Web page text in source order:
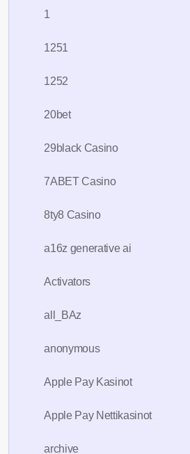
1
1251
1252
20bet
29black Casino
7ABET Casino
8ty8 Casino
a16z generative ai
Activators
all_BAz
anonymous
Apple Pay Kasinot
Apple Pay Nettikasinot
archive